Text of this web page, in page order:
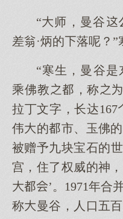
“师，曼谷
差翁·炳的落呢？”
“寒生，曼谷
乘佛教，称
拉丁文字，长达
伟的市、玉佛的
被赠予九块宝石
宫，住了权威的神
’。1971年合
称曼谷，人口五